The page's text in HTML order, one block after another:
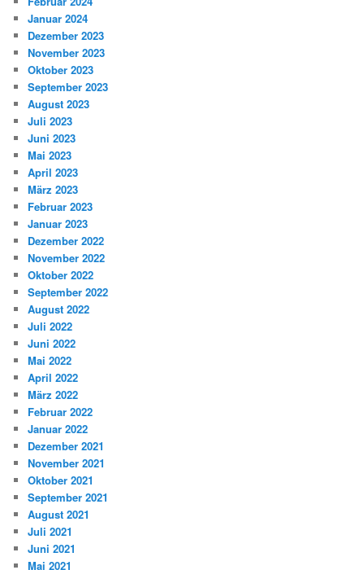
Januar 2024
Dezember 2023
November 2023
Oktober 2023
September 2023
August 2023
Juli 2023
Juni 2023
Mai 2023
April 2023
März 2023
Februar 2023
Januar 2023
Dezember 2022
November 2022
Oktober 2022
September 2022
August 2022
Juli 2022
Juni 2022
Mai 2022
April 2022
März 2022
Februar 2022
Januar 2022
Dezember 2021
November 2021
Oktober 2021
September 2021
August 2021
Juli 2021
Juni 2021
Mai 2021